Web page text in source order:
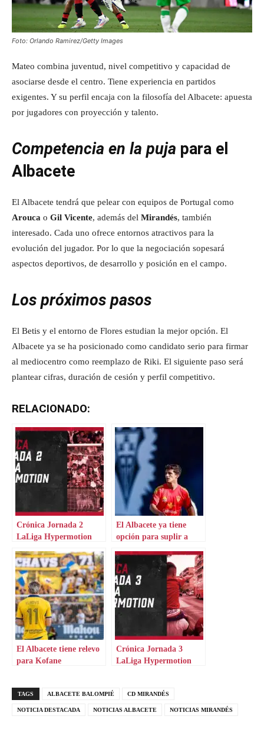
Foto: Orlando Ramirez/Getty Images
Mateo combina juventud, nivel competitivo y capacidad de
asociarse desde el centro. Tiene experiencia en partidos
exigentes. Y su perfil encaja con la filosofía del Albacete: apuesta
por jugadores con proyección y talento.
Competencia en la puja para el
Albacete
El Albacete tendrá que pelear con equipos de Portugal como
Arouca o Gil Vicente, además del Mirandés, también
interesado. Cada uno ofrece entornos atractivos para la
evolución del jugador. Por lo que la negociación sopesará
aspectos deportivos, de desarrollo y posición en el campo.
Los próximos pasos
El Betis y el entorno de Flores estudian la mejor opción. El
Albacete ya se ha posicionado como candidato serio para firmar
al mediocentro como reemplazo de Riki. El siguiente paso será
plantear cifras, duración de cesión y perfil competitivo.
RELACIONADO:
Crónica Jornada 2
LaLiga Hypermotion
El Albacete ya tiene
opción para suplir a
El Albacete tiene relevo
para Kofane
Crónica Jornada 3
LaLiga Hypermotion
TAGS ALBACETE BALOMPIÉ CD MIRANDÉS
NOTICIA DESTACADA NOTICIAS ALBACETE NOTICIAS MIRANDÉS